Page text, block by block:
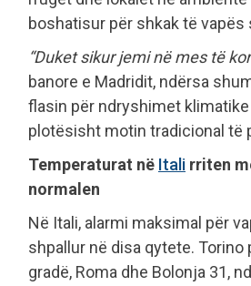
boshatisur për shkak të vapës
“Duket sikur jemi në mes të
banore e Madridit, ndërsa
flasin për ndryshimet
plotësisht motin tradicional të
Temperaturat në Itali rriten
normalen
Në Itali, alarmi maksimal për
shpallur në disa qytete. Torino
gradë, Roma dhe Bolonja 31,